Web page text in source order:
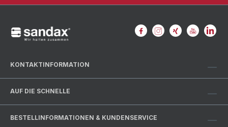
KONTAKTINFORMATION
AUF DIE SCHNELLE
BESTELLINFORMATIONEN & KUNDENSERVICE